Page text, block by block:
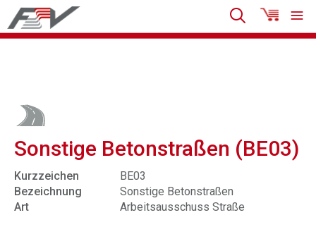
Sonstige Betonstraßen (BE03)
Kurzzeichen
BE03
Bezeichnung
Sonstige Betonstraßen
Art
Arbeitsausschuss Straße